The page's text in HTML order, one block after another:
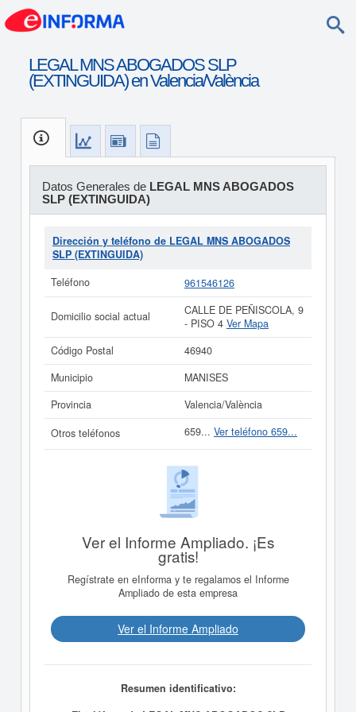
LEGAL MNS ABOGADOS SLP
(EXTINGUIDA) en Valencia/València
Datos Generales de LEGAL MNS ABOGADOS
SLP (EXTINGUIDA)
Dirección y teléfono de LEGAL MNS ABOGADOS
SLP (EXTINGUIDA)
Teléfono
961546126
Domicilio social actual
CALLE DE PEÑISCOLA, 9
- PISO 4 Ver Mapa
Código Postal
46940
Municipio
MANISES
Provincia
Valencia/València
Otros teléfonos
659... Ver teléfono 659...
Ver el Informe Ampliado. ¡Es
gratis!
Regístrate en eInforma y te regalamos el Informe
Ampliado de esta empresa
Ver el Informe Ampliado
Resumen identificativo: